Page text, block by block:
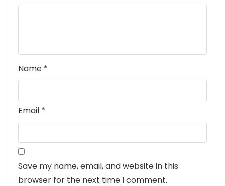
Name *
Email *
Save my name, email, and website in this
browser for the next time I comment.